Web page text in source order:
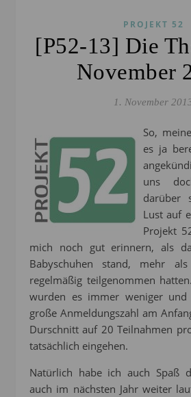
PROJEKT 52
[P52-13] Die
November
1. November
So, meine Lieben, ich habe
es ja
uns
darüber
Lust auf
Projekt
mich noch gut erinnern, als
Babyschuhen stand, mehr
regelmäßig teilgenommen
wurden es immer weniger und
große Anmeldungszahl am
Durschnitt auf 20 Teilnahmen
tatsächlich eingehen.
Natürlich habe ich auch Spaß
auch im nächsten Jahr weiter